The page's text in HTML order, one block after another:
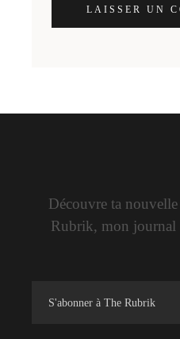
LAISSER UN
Découvre ta
Rubrik, mon